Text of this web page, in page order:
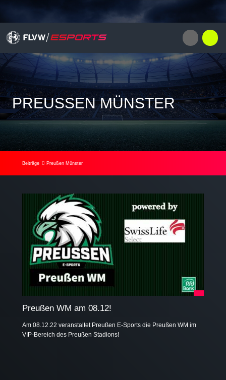
PREUSSEN MÜNSTER
Beiträge Preußen Münster
Preußen WM am 08.12!
Am 08.12.22 veranstaltet Preußen E-Sports die Preußen WM im
VIP-Bereich des Preußen Stadions!